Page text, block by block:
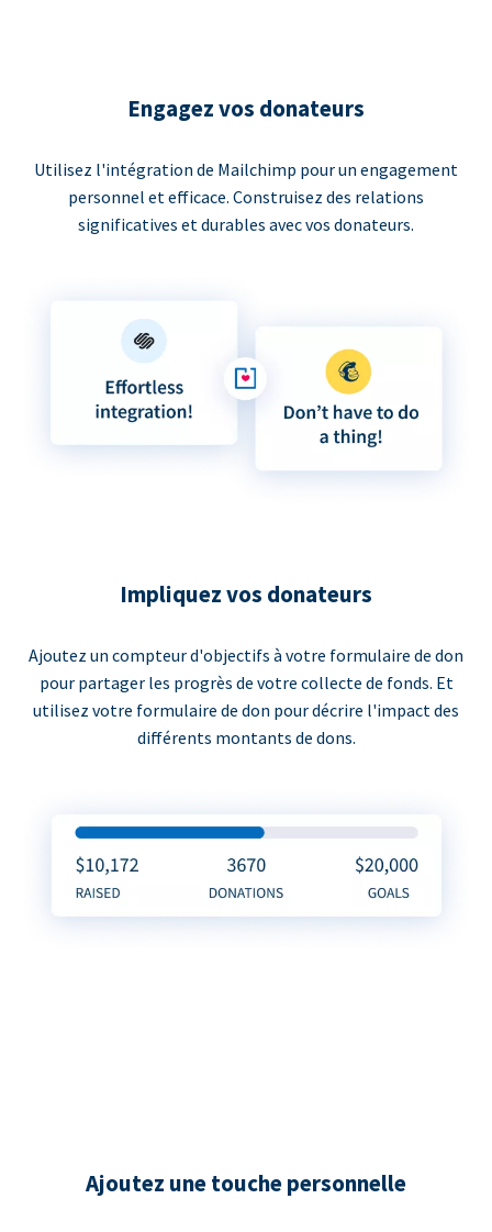
Engagez vos donateurs
Utilisez l'intégration de Mailchimp pour un engagement
personnel et efficace. Construisez des relations
significatives et durables avec vos donateurs.
Impliquez vos donateurs
Ajoutez un compteur d'objectifs à votre formulaire de don
pour partager les progrès de votre collecte de fonds. Et
utilisez votre formulaire de don pour décrire l'impact des
différents montants de dons.
Ajoutez une touche personnelle